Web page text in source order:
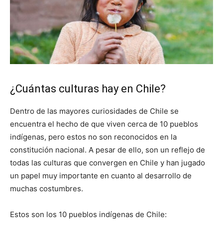
¿Cuántas culturas hay en Chile?
Dentro de las mayores curiosidades de Chile se
encuentra el hecho de que viven cerca de 10 pueblos
indígenas, pero estos no son reconocidos en la
constitución nacional. A pesar de ello, son un reflejo de
todas las culturas que convergen en Chile y han jugado
un papel muy importante en cuanto al desarrollo de
muchas costumbres.
Estos son los 10 pueblos indígenas de Chile: